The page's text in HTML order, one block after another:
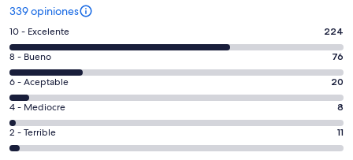
339 opiniones
Evaluación:
10
-
Excelente.
224
de
339
opiniones
10 - Excelente 224
Evaluación:
8
-
Bueno.
76
de
8 - Bueno 76
Evaluación:
6
-
Aceptable.
20
6 - Aceptable 20
Evaluación:
4
-
4 - Mediocre 8
Evaluación:
2
2 - Terrible 11